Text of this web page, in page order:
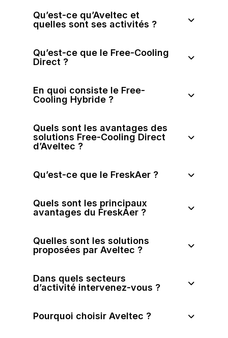
Qu’est-ce qu’Aveltec et
quelles sont ses activités ?
Qu’est-ce que le Free-Cooling
Direct ?
En quoi consiste le Free-
Cooling Hybride ?
Quels sont les avantages des
solutions Free-Cooling Direct
d’Aveltec ?
Qu’est-ce que le FreskAer ?
Quels sont les principaux
avantages du FreskAer ?
Quelles sont les solutions
proposées par Aveltec ?
Dans quels secteurs
d’activité intervenez-vous ?
Pourquoi choisir Aveltec ?